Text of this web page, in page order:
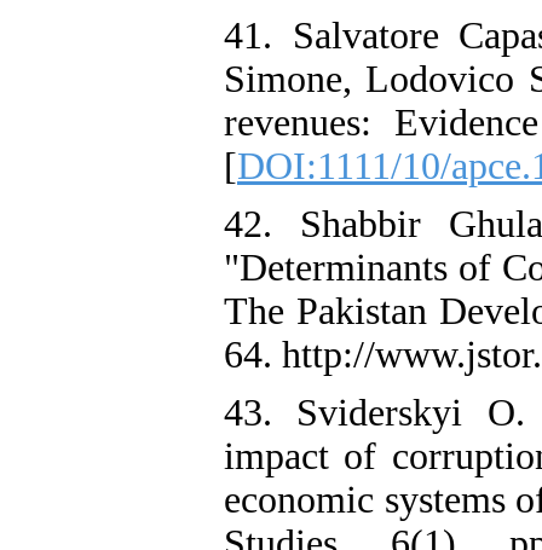
41. Salvatore
Simone, Lodovico
revenues:
[DOI:1111/10/
42. Shabbir
"Determinants of
The Pakistan
64. http://
43. Sviderskyi
impact of
economic systems